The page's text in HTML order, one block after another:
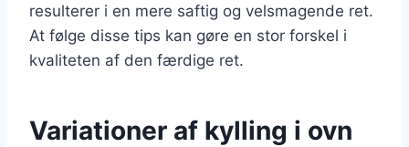
resulterer i en mere saftig og velsmagende ret.
At følge disse tips kan gøre en stor forskel i
kvaliteten af den færdige ret.
Variationer af kylling i ovn